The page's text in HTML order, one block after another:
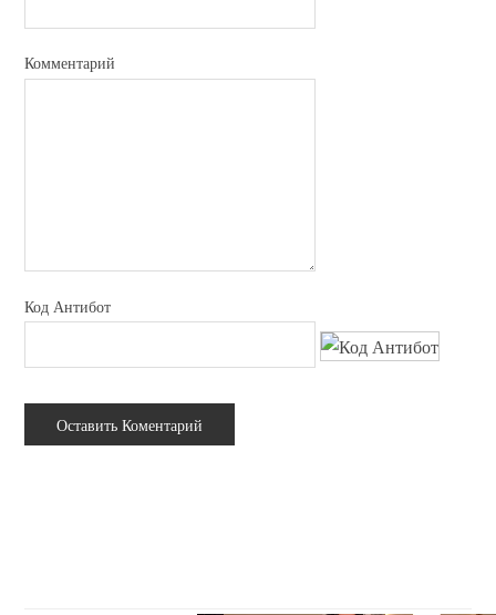
Комментарий
Код Антибот